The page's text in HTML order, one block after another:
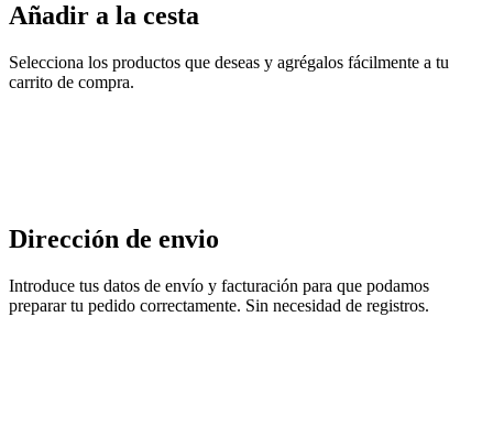
Añadir a la cesta
Selecciona los productos que deseas y agrégalos fácilmente a tu
carrito de compra.
Dirección de envio
Introduce tus datos de envío y facturación para que podamos
preparar tu pedido correctamente. Sin necesidad de registros.